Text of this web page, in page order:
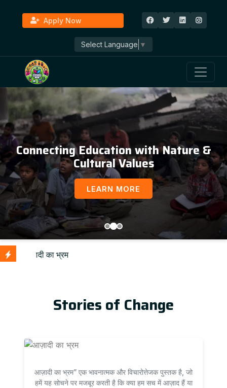
Apply Now
Select Language ▼
Connecting Education with Nature &
Cultural Values
LEARN MORE
Stories of Change
आज़ादी का भ्रम” एक भावनात्मक और विचारोत्तेजक पुस्तक है, जो
हमें यह सोचने पर मजबूर करती है कि क्या हम सच में आज़ाद हैं या